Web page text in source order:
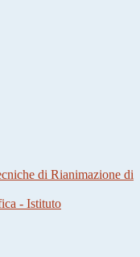
di Rianimazione di
- Istituto